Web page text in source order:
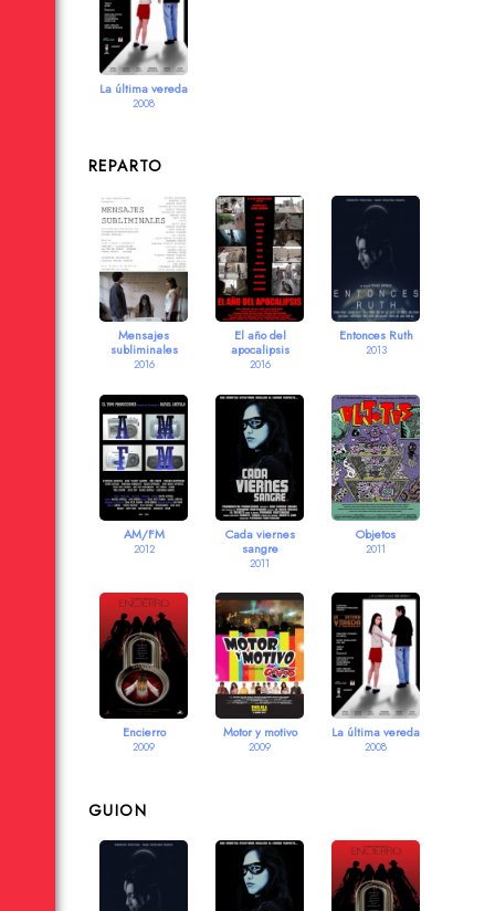
La última vereda
2008
REPARTO
Mensajes
subliminales
2016
El año del
apocalipsis
2016
Entonces Ruth
2013
AM/FM
2012
Cada viernes
sangre
2011
Objetos
2011
Encierro
2009
Motor y motivo
2009
La última vereda
2008
GUION